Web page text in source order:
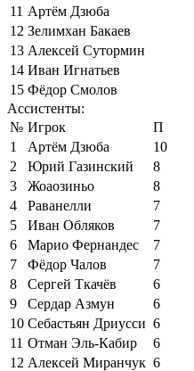
11 Артём Дзюба
12 Зелимхан Бакаев
13 Алексей Сутормин
14 Иван Игнатьев
15 Фёдор Смолов
Ассистенты:
№ Игрок
П
1
Артём Дзюба
10
2
Юрий Газинский
8
3
Жоаозиньо
8
4
Раванелли
7
5
Иван Обляков
7
6
Марио Фернандес
7
7
Фёдор Чалов
7
8
Сергей Ткачёв
6
9
Сердар Азмун
6
10 Себастьян Дриусси 6
11 Отман Эль-Кабир
6
12 Алексей Миранчук 6